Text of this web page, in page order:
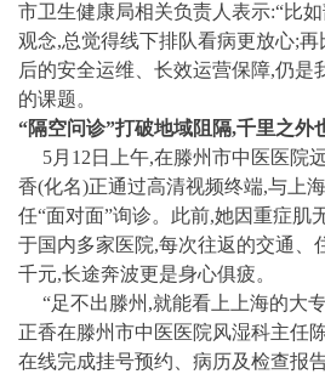
市卫生健康局相关负责人表示:“比
观念,总觉得线下排队看病更放心;
后的安全运维、长效运营保障,仍是
的课题。
“隔空问诊”打破地域阻隔,千里之外
5月12日上午,在滕州市中医医院
香(化名)正通过高清视频终端,与上
任“面对面”询诊。此前,她因重症肌
于国内多家医院,每次往返的交通、
千元,长途奔波更是身心俱疲。
“足不出滕州,就能看上上海的大
正香在滕州市中医医院风湿科主任
在线完成挂号预约、病历及检查报